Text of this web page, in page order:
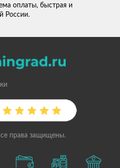
оплаты, быстрая и
России.
права защищены.